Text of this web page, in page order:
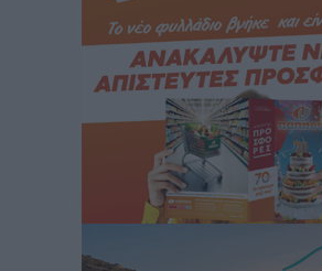
Γ. Χατζημάρκος: “Δύο μεγάλες
Γεωργιάδη” – Κίνητρα για τους
και συνεργασία Ρόδου με το Αττικόν
Ακτινοθεραπευτικό
πριν 4 ώρες
Σούπερ μάρκετ: Διευρύνεται η
για τις τιμές – Eρχονται νέες
Ειδήσεις•